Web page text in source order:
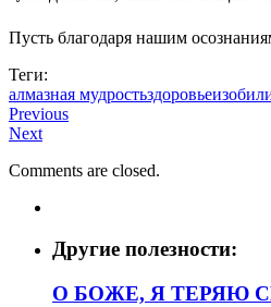
Пусть благодаря нашим
Теги:
алмазная мудростьздоровье
Previous
Next
Comments are closed.
Другие полезности:
О БОЖЕ, Я ТЕРЯЮ